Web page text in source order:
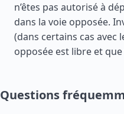
n’êtes pas autorisé à
dans la voie opposée.
(dans certains cas avec
opposée est libre et
Questions